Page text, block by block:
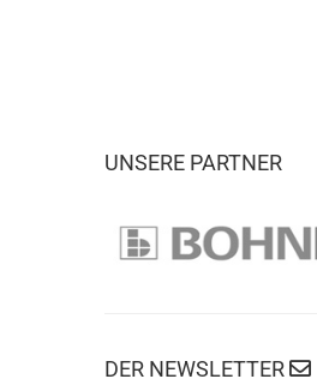
UNSERE PARTNER
DER NEWSLETTER